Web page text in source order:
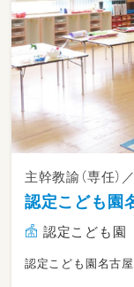
主幹教諭（専任）
認定こども園
認定こども園
認定こども園名古